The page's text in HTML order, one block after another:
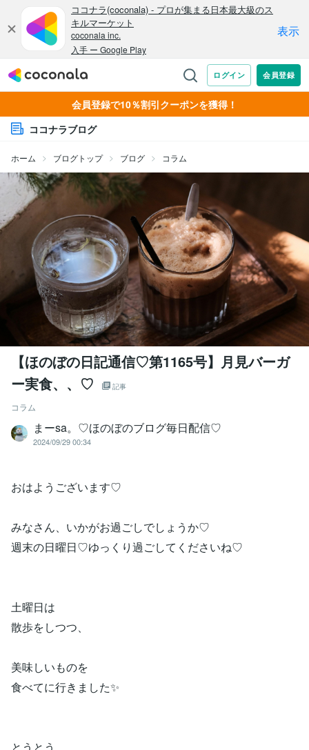
会員登録で10％割引クーポンを獲得！
ココナラブログ
ホーム ブログトップ ブログ コラム
【ほのぼの日記通信♡第1165号】月見バーガ
ー実食、、♡
記事
コラム
まーsa。♡ほのぼのブログ毎日配信♡
2024/09/29 00:34
おはようございます♡
みなさん、いかがお過ごしでしょうか♡
週末の日曜日♡ゆっくり過ごしてくださいね♡
土曜日は
散歩をしつつ、
美味しいものを
食べてに行きました✨
とうとう